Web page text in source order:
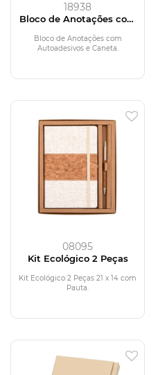
18938
Bloco de Anotações com
Autoadesivos e Caneta
Bloco de Anotações com
Autoadesivos e Caneta.
08095
Kit Ecológico 2 Peças
Kit Ecológico 2 Peças 21 x 14 com
Pauta.